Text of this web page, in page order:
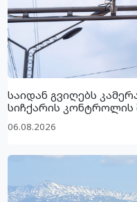
საიდან გვიღებს
სიჩქარის კონტროლის
06.08.2026